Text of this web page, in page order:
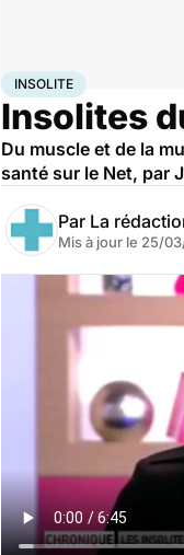
AccueilSantéInsolite
INSOLITE
Insolites
Du muscle et de la
santé sur le Net, par
Par La
Mis à jour le 25/